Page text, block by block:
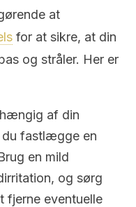
at
for at sikre, at din
og stråler. Her er
af din
du fastlægge en
en mild
og sørg
fjerne eventuelle